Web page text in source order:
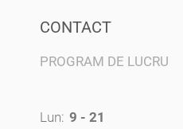
CONTACT
PROGRAM DE LUCRU
Lun: 9 - 21